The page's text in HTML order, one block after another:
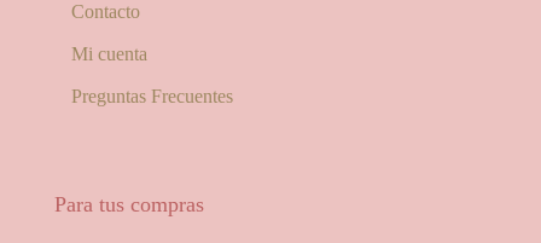
Contacto
Mi cuenta
Preguntas Frecuentes
Para tus compras